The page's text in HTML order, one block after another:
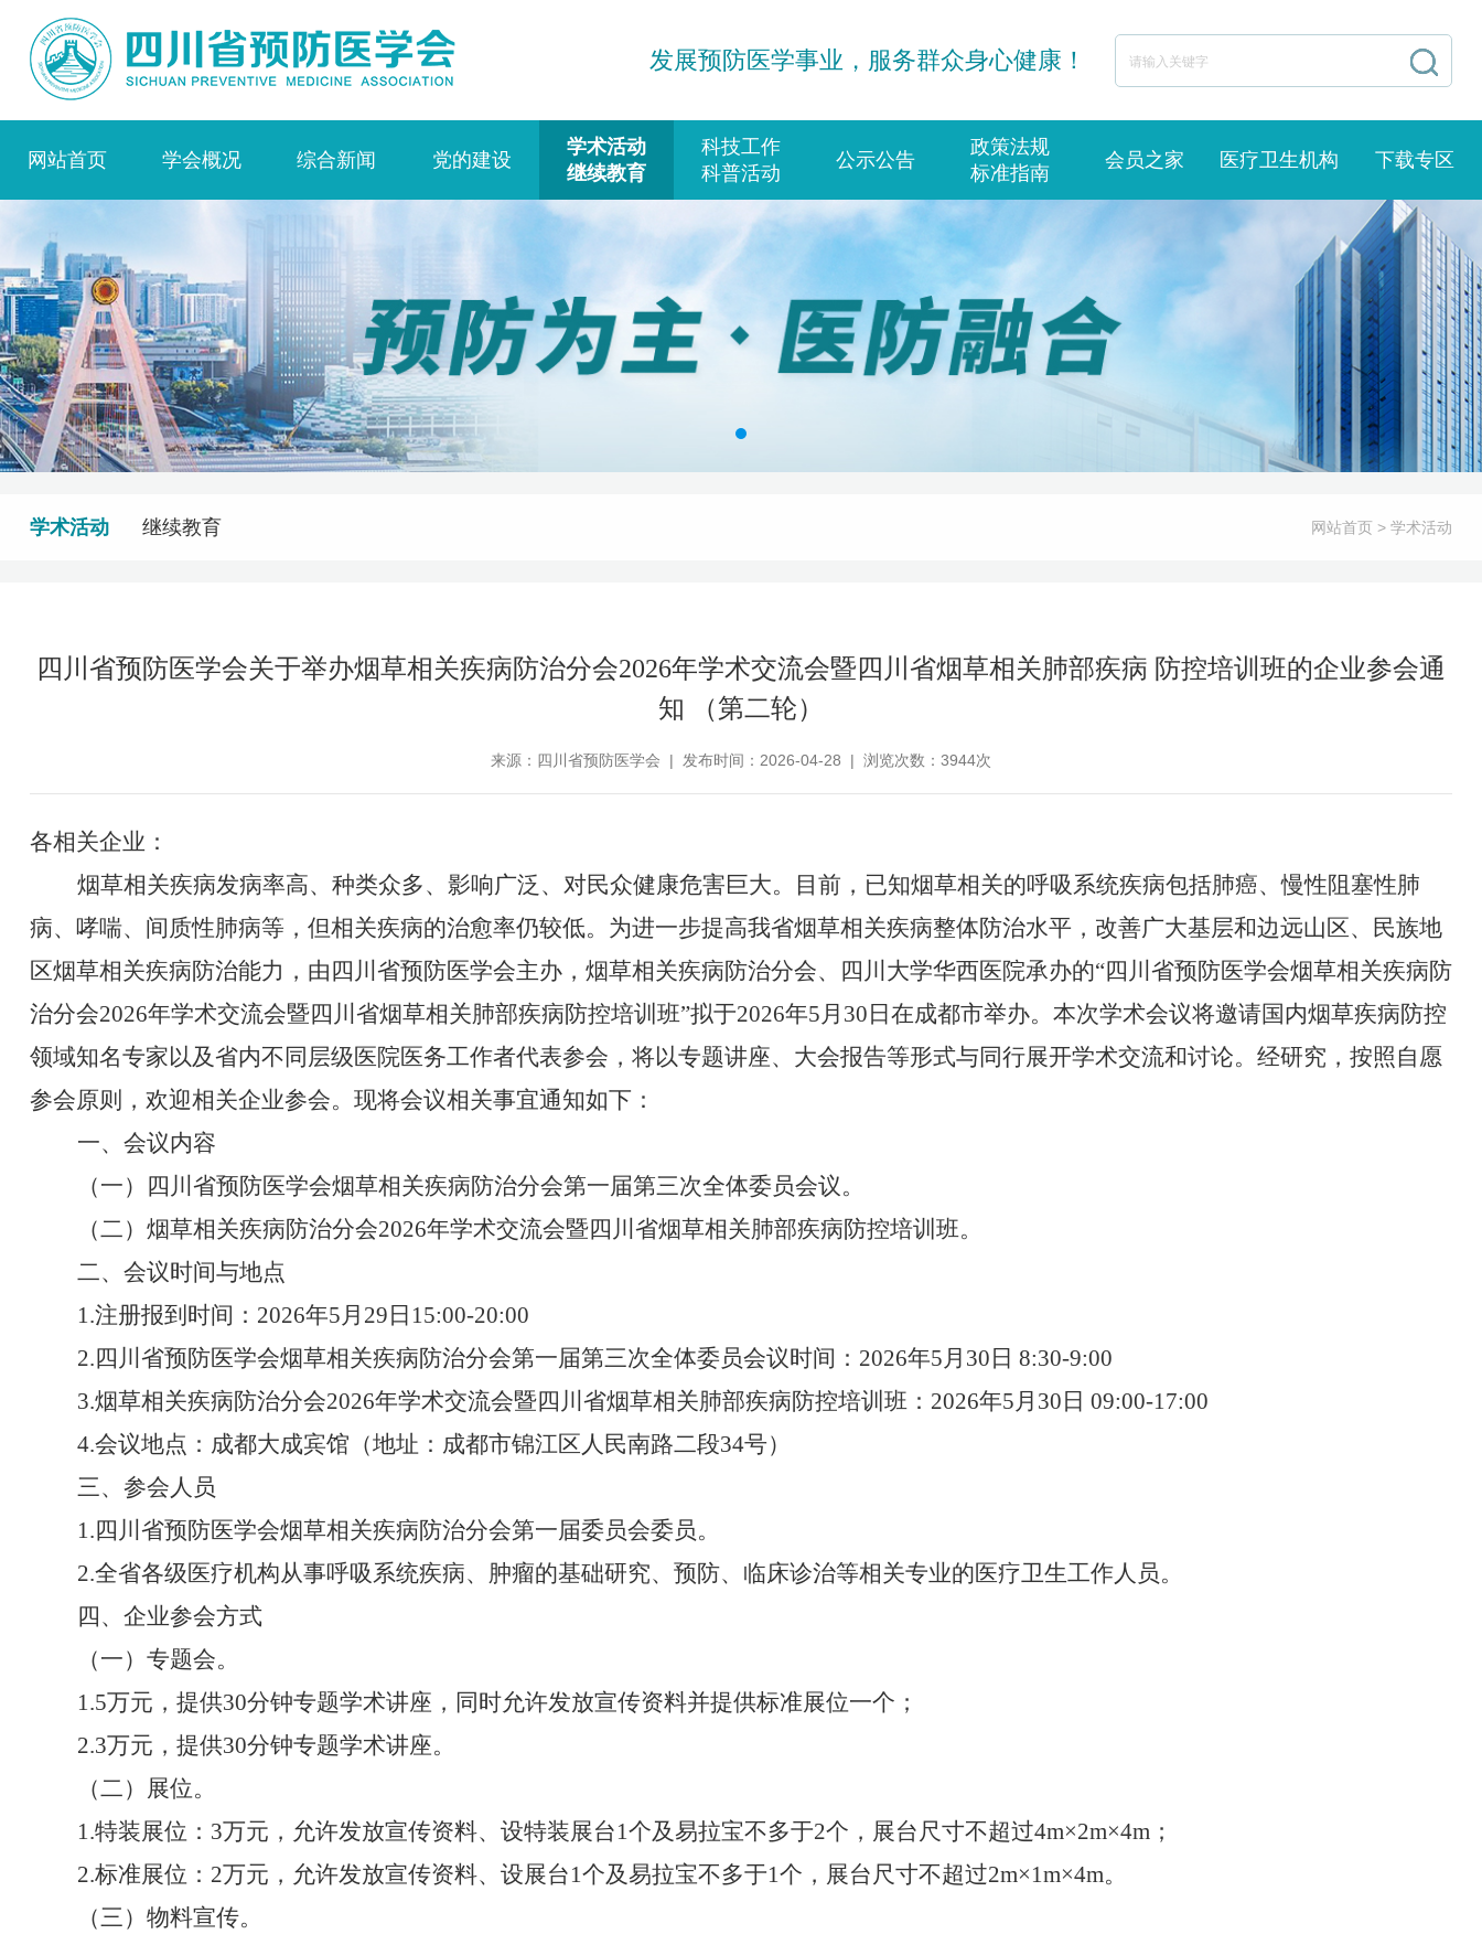
发展预防医学事业，服务群众身心健康！
网站首页 学会概况 综合新闻 党的建设
学术活动
继续教育
科技工作
科普活动
公示公告
政策法规
标准指南
会员之家 医疗卫生机构 下载专区
学术活动 继续教育 网站首页 > 学术活动
四川省预防医学会关于举办烟草相关疾病防治分会2026年学术交流会暨四川省烟草相关肺部疾病 防控培训班的企业参会通
知 （第二轮）
来源：四川省预防医学会 | 发布时间：2026-04-28 | 浏览次数：3944次
各相关企业：
烟草相关疾病发病率高、种类众多、影响广泛、对民众健康危害巨大。目前 ， 已知烟草相关的呼吸系统疾病包括肺癌、慢性阻塞性肺
病、哮喘、间质性肺病等， 但相关疾病的治愈率仍较低。为进一步提高我省烟草相关疾病整体防治水平，改善广大基层和边远山区、民族地
区烟草相关疾病防治能力 ， 由四川省预防医学会主办， 烟草相关疾病防治分会、 四川大学华西医院承办的“四川省预防医学会烟草相关疾病防
治分会2026年学术交流会暨四川省烟草相关肺部疾病防控培训班”拟于2026年5月 30 日 在成都市举办。本次学术会议将邀请国内烟草疾病防控
领域知名专家以及省内不同层级医院医务工作者代表参会，将以专题讲座、大会报告等形式与同行展开学术交流和讨论。 经研究，按照自愿
参会原则，欢迎相关企业参会。现将会议相关事宜通知如下：
一、 会议内容
（一） 四川省预防医学会烟草相关疾病防治分会第一届第三次全体委员会议。
（二）烟草相关疾病防治分会2026年学术交流会暨四川省烟草相关肺部疾病防控培训班。
二、会议时间与地点
1.注册报到时间： 2026年5月 29 日 15:00-20:00
2.四川省预防医学会烟草相关疾病防治分会第一届第三次全体委员会议时间： 2026年5月 30 日 8:30-9:00
3.烟草相关疾病防治分会2026年学术交流会暨四川省烟草相关肺部疾病防控培训班： 2026年5月 30 日 09:00-17:00
4.会议地点 ： 成都大成宾馆（地址：成都市锦江区人民南路二段34号）
三、参会人员
1.四川省预防医学会烟草相关疾病防治分会第一届委员会委员。
2.全省各级医疗机构从事呼吸系统疾病、肿瘤的基础研究、预防、临床诊治等相关专业的医疗卫生工作人员。
四、企业参会方式
（一）专题会。
1.5万元， 提供30分钟专题学术讲座，同时允许发放宣传资料并提供标准展位一个 ；
2.3万元， 提供30分钟专题学术讲座。
（二）展位。
1.特装展位： 3万元 ， 允许发放宣传资料、设特装展台1个及易拉宝不多于2个 ， 展台尺寸不超过4m×2m×4m；
2.标准展位： 2万元 ， 允许发放宣传资料、设展台1个及易拉宝不多于1个 ， 展台尺寸不超过2m×1m×4m。
（三）物料宣传。